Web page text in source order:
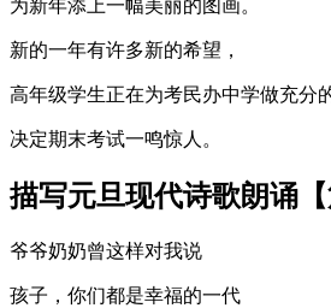
为新年添上一幅美丽的图画。
新的一年有许多新的希望，
高年级学生正在为考民办中学做充分
决定期末考试一鸣惊人。
描写元旦现代诗歌朗诵【
爷爷奶奶曾这样对我说
孩子，你们都是幸福的一代